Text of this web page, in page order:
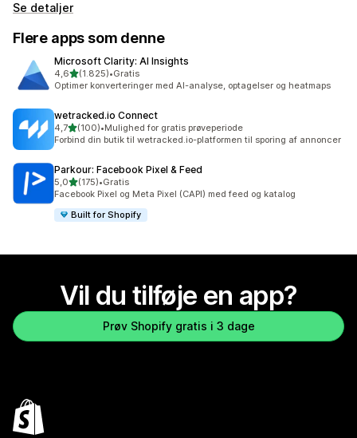
Se detaljer
Flere apps som denne
Microsoft Clarity: AI Insights
4,6ud af 5 stjerner
(1.825)
1825 anmeldelser i alt
•Gratis
Optimer konverteringer med AI-analyse, optagelser og heatmaps
wetracked.io Connect
4,7ud af 5 stjerner
(100)
100 anmeldelser i alt
•Mulighed for gratis prøveperiode
Forbind din butik til wetracked.io-platformen til sporing af annoncer
Parkour: Facebook Pixel & Feed
5,0ud af 5 stjerner
(175)
175 anmeldelser i alt
•Gratis
Facebook Pixel og Meta Pixel (CAPI) med feed og katalog
Built for Shopify
Vil du tilføje en app?
Prøv Shopify gratis i 3 dage